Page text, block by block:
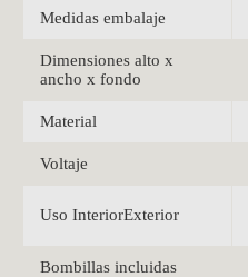
Medidas embalaje
Dimensiones alto x
ancho x fondo
Material
Voltaje
Uso InteriorExterior
Bombillas incluidas